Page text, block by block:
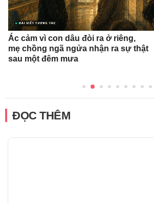
Ác cảm vì con dâu đòi ra ở riêng,
mẹ chồng ngã ngửa nhận ra sự thật
sau một đêm mưa
ĐỌC THÊM